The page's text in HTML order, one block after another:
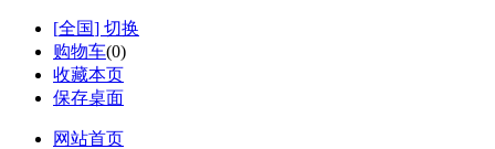
[全国] 切换
购物车(0)
收藏本页
保存桌面
网站首页